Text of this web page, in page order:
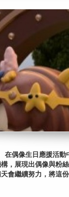
在偶像生日應援活
，展現出偶像與粉
會繼續努力，將這